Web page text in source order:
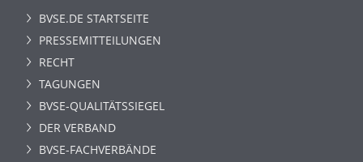
BVSE.DE STARTSEITE
PRESSEMITTEILUNGEN
RECHT
TAGUNGEN
BVSE-QUALITÄTSSIEGEL
DER VERBAND
BVSE-FACHVERBÄNDE